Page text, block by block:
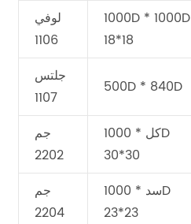
لوفي
1106
1000D * 1000D
18*18
جلتس
1107
500D * 840D
جم
2202
كل * 1000D
30*30
جم
2204
سد * 1000D
23*23